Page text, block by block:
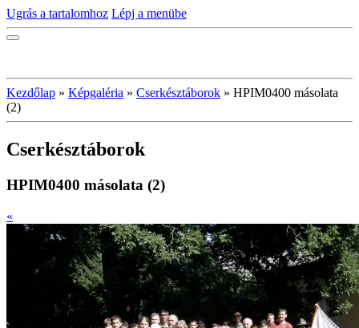
Ugrás a tartalomhoz Lépj a menübe
Kezdőlap » Képgaléria » Cserkésztáborok » HPIM0400 másolata
(2)
Cserkésztáborok
HPIM0400 másolata (2)
«